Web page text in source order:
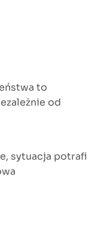
to
od
sytuacja potrafi